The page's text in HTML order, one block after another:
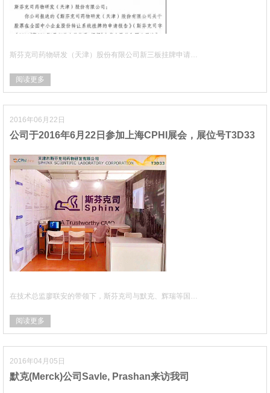
斯芬克司药物研发（天津）股份有限公司新三板挂牌申请…
阅读更多
2016年06月22日
公司于2016年6月22日参加上海CPHI展会，展位号T3D33
在技术总监廖联安的带领下，斯芬克司与默克、辉瑞等国…
阅读更多
2016年04月05日
默克(Merck)公司Savle, Prashan来访我司